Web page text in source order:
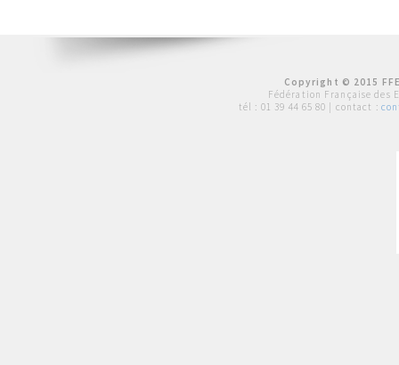
Copyright © 2015
Fédération Française des
tél : 01 39 44 65 80 | contact :